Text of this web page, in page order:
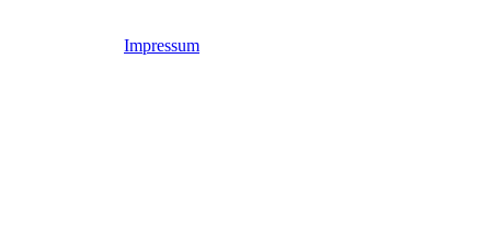
Impressum